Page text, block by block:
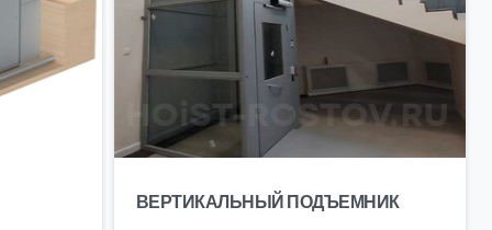
ВЕРТИКАЛЬНЫЙ ПОДЪЕМНИК